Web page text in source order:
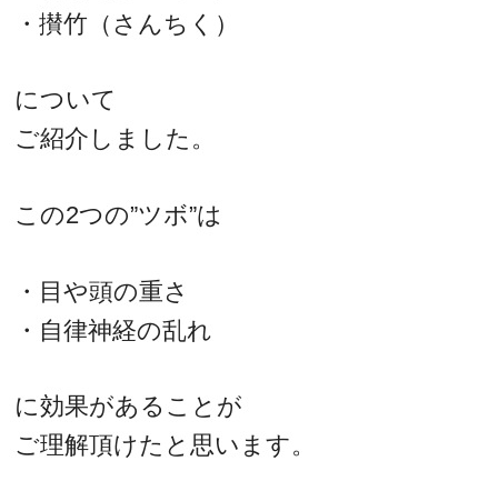
・攅竹（さんちく）
について
ご紹介しました。
この2つの”ツボ”は
・目や頭の重さ
・自律神経の乱れ
に効果があることが
ご理解頂けたと思います。